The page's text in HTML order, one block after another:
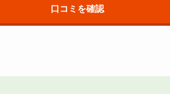
口コミを確認